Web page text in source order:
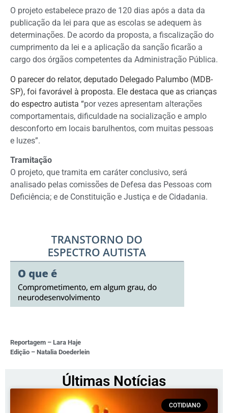
O projeto estabelece prazo de 120 dias após a data da
publicação da lei para que as escolas se adequem às
determinações. De acordo da proposta, a fiscalização do
cumprimento da lei e a aplicação da sanção ficarão a
cargo dos órgãos competentes da Administração Pública.
O parecer do relator, deputado Delegado Palumbo (MDB-
SP), foi favorável à proposta. Ele destaca que as crianças
do espectro autista “por vezes apresentam alterações
comportamentais, dificuldade na socialização e amplo
desconforto em locais barulhentos, com muitas pessoas
e luzes”.
Tramitação
O projeto, que tramita em caráter conclusivo, será
analisado pelas comissões de Defesa das Pessoas com
Deficiência; e de Constituição e Justiça e de Cidadania.
Reportagem – Lara Haje
Edição – Natalia Doederlein
Últimas Notícias
COTIDIANO